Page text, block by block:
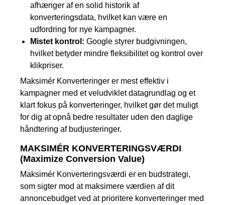
afhænger af en solid historik af
konverteringsdata, hvilket kan være en
udfordring for nye kampagner.
Mistet kontrol: Google styrer budgivningen,
hvilket betyder mindre fleksibilitet og kontrol over
klikpriser.
Maksimér Konverteringer er mest effektiv i
kampagner med et veludviklet datagrundlag og et
klart fokus på konverteringer, hvilket gør det muligt
for dig at opnå bedre resultater uden den daglige
håndtering af budjusteringer.
MAKSIMÉR KONVERTERINGSVÆRDI
(Maximize Conversion Value)
Maksimér Konverteringsværdi er en budstrategi,
som sigter mod at maksimere værdien af dit
annoncebudget ved at prioritere konverteringer med